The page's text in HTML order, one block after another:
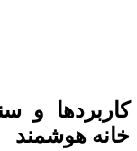
کاربردها و
خانه هوشمند